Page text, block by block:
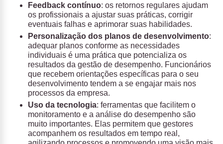
Feedback contínuo: os retornos regulares ajudam
os profissionais a ajustar suas práticas, corrigir
eventuais falhas e aprimorar suas habilidades.
Personalização dos planos de desenvolvimento:
adequar planos conforme as necessidades
individuais é uma prática que potencializa os
resultados da gestão de desempenho. Funcionários
que recebem orientações específicas para o seu
desenvolvimento tendem a se engajar mais nos
processos da empresa.
Uso da tecnologia: ferramentas que facilitem o
monitoramento e a análise do desempenho são
muito importantes. Elas permitem que gestores
acompanhem os resultados em tempo real,